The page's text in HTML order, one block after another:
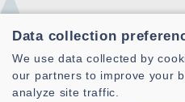
Data collection
We use data collected by
our partners to improve your
analyze site traffic.